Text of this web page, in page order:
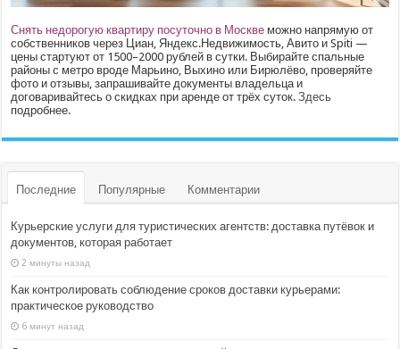
Снять недорогую квартиру посуточно в Москве можно напрямую от
собственников через Циан, Яндекс.Недвижимость, Авито и Spiti —
цены стартуют от 1500–2000 рублей в сутки. Выбирайте спальные
районы с метро вроде Марьино, Выхино или Бирюлёво, проверяйте
фото и отзывы, запрашивайте документы владельца и
договаривайтесь о скидках при аренде от трёх суток.Здесь
подробнее.
Последние Популярные Комментарии
Курьерские услуги для туристических агентств: доставка путёвок и
документов, которая работает
2 минуты назад
Как контролировать соблюдение сроков доставки курьерами:
практическое руководство
6 минут назад